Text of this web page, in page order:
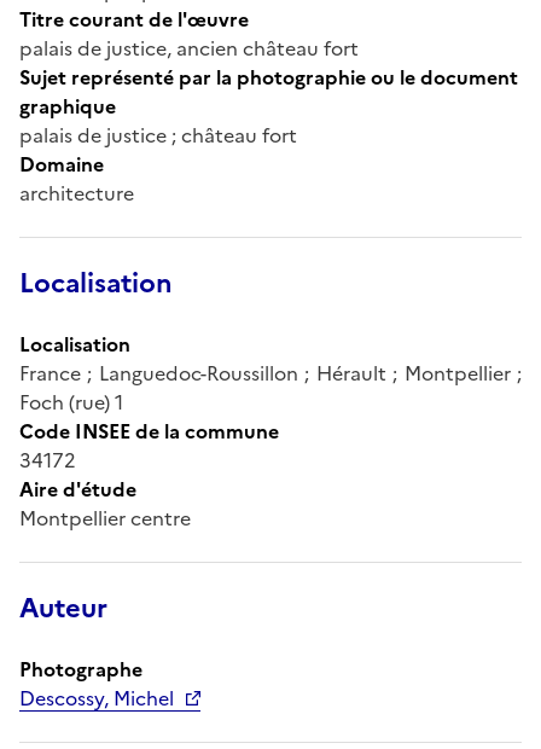
Titre courant de l'œuvre
palais de justice, ancien château fort
Sujet représenté par la photographie ou le document
graphique
palais de justice ; château fort
Domaine
architecture
Localisation
Localisation
France ; Languedoc-Roussillon ; Hérault ; Montpellier ;
Foch (rue) 1
Code INSEE de la commune
34172
Aire d'étude
Montpellier centre
Auteur
Photographe
Descossy, Michel